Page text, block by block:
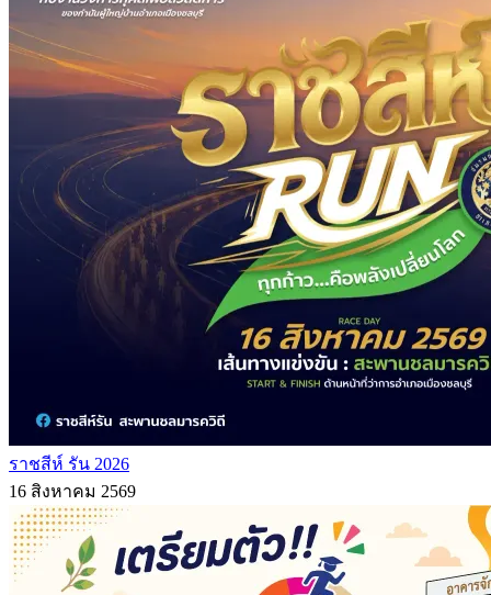
ราชสีห์ รัน 2026
16 สิงหาคม 2569